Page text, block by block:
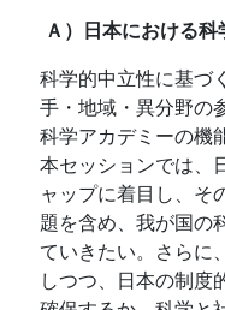
Ａ）日本における
科学的中立性に基づ
手・地域・異分野の
科学アカデミーの機
本セッションでは、
ャップに着目し、そ
題を含め、我が国の
ていきたい。さらに
しつつ、日本の制度